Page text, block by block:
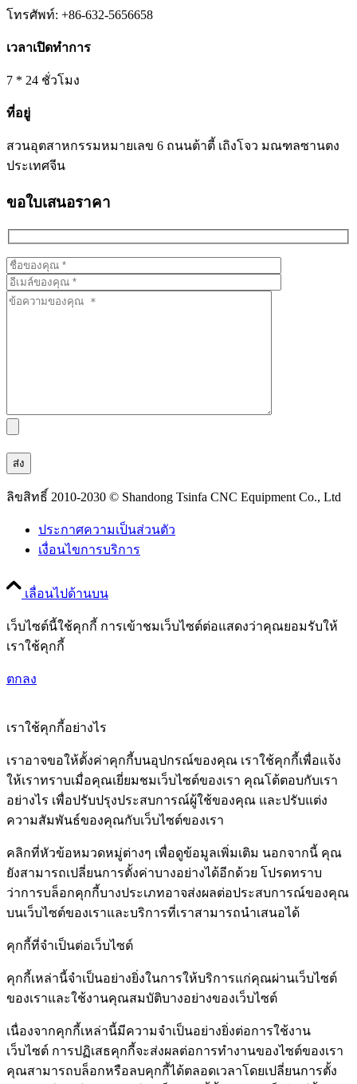
โทรศัพท์: +86-632-5656658
เวลาเปิดทำการ
7 * 24 ชั่วโมง
ที่อยู่
สวนอุตสาหกรรมหมายเลข 6 ถนนต้าตี้ เถิงโจว มณฑลซานตง
ประเทศจีน
ขอใบเสนอราคา
ลิขสิทธิ์ 2010-2030 © Shandong Tsinfa CNC Equipment Co., Ltd
ประกาศความเป็นส่วนตัว
เงื่อนไขการบริการ
เลื่อนไปด้านบน
เว็บไซต์นี้ใช้คุกกี้ การเข้าชมเว็บไซต์ต่อแสดงว่าคุณยอมรับให้
เราใช้คุกกี้
ตกลง
เราใช้คุกกี้อย่างไร
เราอาจขอให้ตั้งค่าคุกกี้บนอุปกรณ์ของคุณ เราใช้คุกกี้เพื่อแจ้ง
ให้เราทราบเมื่อคุณเยี่ยมชมเว็บไซต์ของเรา คุณโต้ตอบกับเรา
อย่างไร เพื่อปรับปรุงประสบการณ์ผู้ใช้ของคุณ และปรับแต่ง
ความสัมพันธ์ของคุณกับเว็บไซต์ของเรา
คลิกที่หัวข้อหมวดหมู่ต่างๆ เพื่อดูข้อมูลเพิ่มเติม นอกจากนี้ คุณ
ยังสามารถเปลี่ยนการตั้งค่าบางอย่างได้อีกด้วย โปรดทราบ
ว่าการบล็อกคุกกี้บางประเภทอาจส่งผลต่อประสบการณ์ของคุณ
บนเว็บไซต์ของเราและบริการที่เราสามารถนำเสนอได้
คุกกี้ที่จำเป็นต่อเว็บไซต์
คุกกี้เหล่านี้จำเป็นอย่างยิ่งในการให้บริการแก่คุณผ่านเว็บไซต์
ของเราและใช้งานคุณสมบัติบางอย่างของเว็บไซต์
เนื่องจากคุกกี้เหล่านี้มีความจำเป็นอย่างยิ่งต่อการใช้งาน
เว็บไซต์ การปฏิเสธคุกกี้จะส่งผลต่อการทำงานของไซต์ของเรา
คุณสามารถบล็อกหรือลบคุกกี้ได้ตลอดเวลาโดยเปลี่ยนการตั้ง